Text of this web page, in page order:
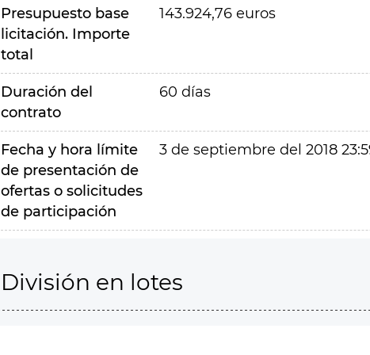
Presupuesto base
licitación. Importe
total
143.924,76 euros
Duración del
contrato
60 días
Fecha y hora límite
de presentación de
ofertas o solicitudes
de participación
3 de septiembre del 2018
División en lotes